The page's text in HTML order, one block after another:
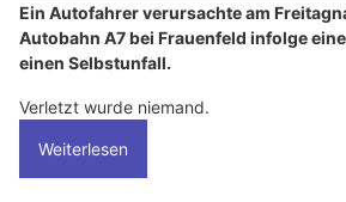
Ein Autofahrer verursachte am
Autobahn A7 bei Frauenfeld infolge
einen Selbstunfall.
Verletzt wurde niemand.
Weiterlesen